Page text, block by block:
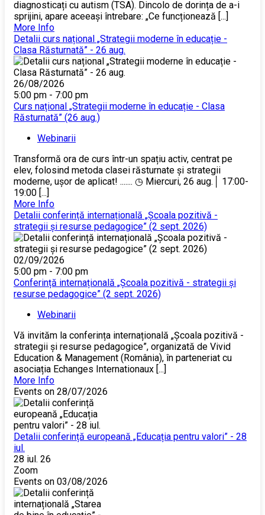
diagnosticați cu autism (TSA). Dincolo de dorința de a-i
sprijini, apare aceeași întrebare: „Ce funcționează [...]
More Info
Detalii curs național „Strategii moderne în educație -
Clasa Răsturnată” - 26 aug.
26/08/2026
5:00 pm - 7:00 pm
Curs național „Strategii moderne în educație - Clasa
Răsturnată” (26 aug.)
Webinarii
Transformă ora de curs într-un spațiu activ, centrat pe
elev, folosind metoda clasei răsturnate și strategii
moderne, ușor de aplicat! ....... ◷ Miercuri, 26 aug.│ 17:00-
19:00 [...]
More Info
Detalii conferință internațională „Școala pozitivă -
strategii și resurse pedagogice” (2 sept. 2026)
02/09/2026
5:00 pm - 7:00 pm
Conferință internațională „Școala pozitivă - strategii și
resurse pedagogice” (2 sept. 2026)
Webinarii
Vă invităm la conferința internațională „Școala pozitivă -
strategii și resurse pedagogice”, organizată de Vivid
Education & Management (România), în parteneriat cu
asociația Echanges Internationaux [...]
More Info
Events on 28/07/2026
Detalii conferință europeană „Educația pentru valori” - 28
iul.
28 iul. 26
Zoom
Events on 03/08/2026